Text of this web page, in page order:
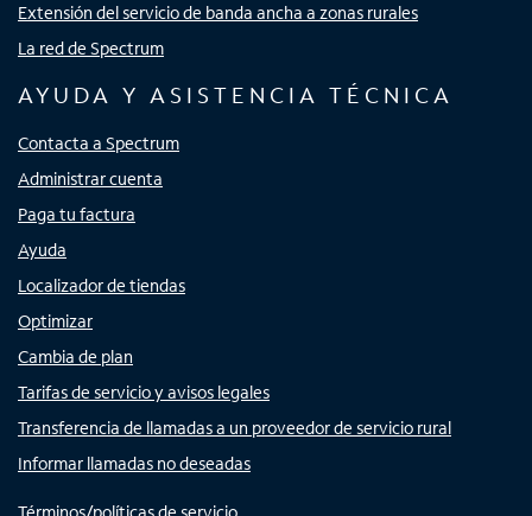
Extensión del servicio de banda ancha a zonas rurales
La red de Spectrum
AYUDA Y ASISTENCIA TÉCNICA
Contacta a Spectrum
Administrar cuenta
Paga tu factura
Ayuda
Localizador de tiendas
Optimizar
Cambia de plan
Tarifas de servicio y avisos legales
Transferencia de llamadas a un proveedor de servicio rural
Informar llamadas no deseadas